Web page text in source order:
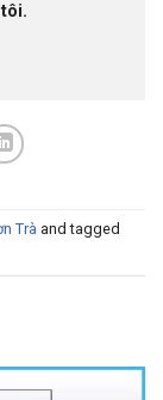
Trà and tagged